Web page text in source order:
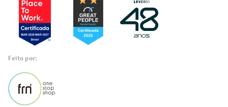
Feito por: